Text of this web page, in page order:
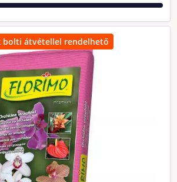
bolti átvétellel rendelhető